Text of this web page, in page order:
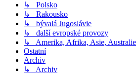
↳ Polsko
↳ Rakousko
↳ bývalá Jugoslávie
↳ další evropské provozy
↳ Amerika, Afrika, Asie, Australie
Ostatní
Archiv
↳ Archiv